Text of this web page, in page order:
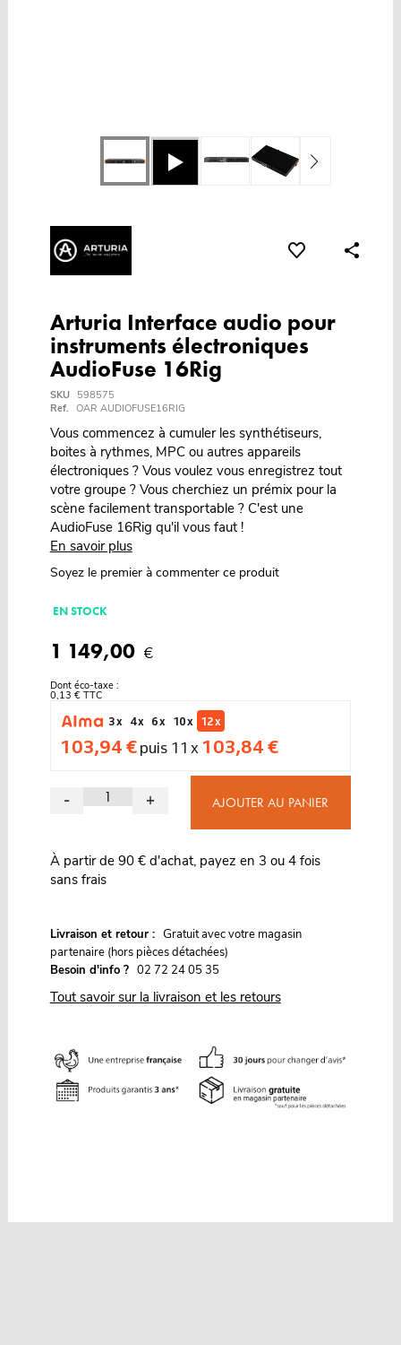
Arturia Interface audio pour
instruments électroniques
AudioFuse 16Rig
SKU
598575
Ref. OAR AUDIOFUSE16RIG
Vous commencez à cumuler les synthétiseurs,
boites à rythmes, MPC ou autres appareils
électroniques ? Vous voulez vous enregistrez tout
votre groupe ? Vous cherchiez un prémix pour la
scène facilement transportable ? C'est une
AudioFuse 16Rig qu'il vous faut !
En savoir plus
Soyez le premier à commenter ce produit
EN STOCK
1 149,00 €
Dont éco-taxe :
0,13 € TTC
3 x
4 x 6 x 10 x 12 x
103,94 €puis 11 x 103,84 €
- + AJOUTER AU PANIER
À partir de 90 € d'achat, payez en 3 ou 4 fois
sans frais
Livraison et retour : Gratuit avec votre magasin
partenaire (hors pièces détachées)
Besoin d'info ? 02 72 24 05 35
Tout savoir sur la livraison et les retours